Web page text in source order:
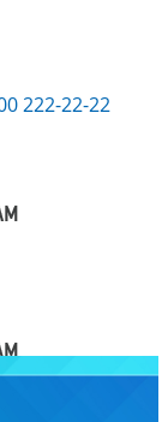
222-22-22